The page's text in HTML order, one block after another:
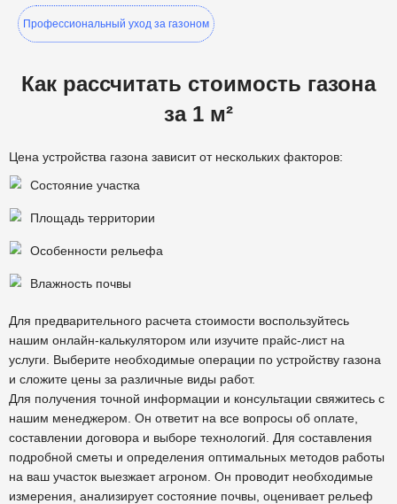
Профессиональный уход за газоном
Как рассчитать стоимость газона
за 1 м²
Цена устройства газона зависит от нескольких факторов:
Состояние участка
Площадь территории
Особенности рельефа
Влажность почвы
Для предварительного расчета стоимости воспользуйтесь
нашим онлайн-калькулятором или изучите прайс-лист на
услуги. Выберите необходимые операции по устройству газона
и сложите цены за различные виды работ.
Для получения точной информации и консультации свяжитесь с
нашим менеджером. Он ответит на все вопросы об оплате,
составлении договора и выборе технологий. Для составления
подробной сметы и определения оптимальных методов работы
на ваш участок выезжает агроном. Он проводит необходимые
измерения, анализирует состояние почвы, оценивает рельеф